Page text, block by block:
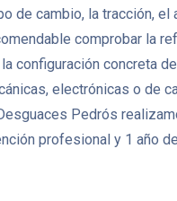
de cambio, la tracción, el
comprobar la
configuración concreta
electrónicas o de
Pedrós
profesional y 1 año